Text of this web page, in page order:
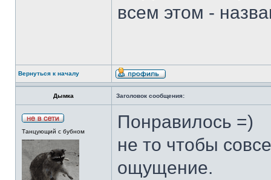
всем этом -
Вернуться к началу
Дымка Заголовок сообщения:
Танцующий с бубном
Понравилось =)
не то чтобы
ощущение.